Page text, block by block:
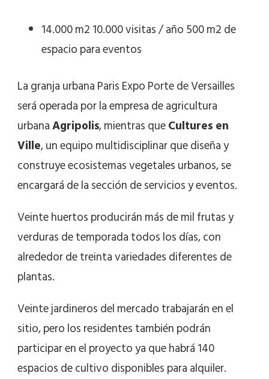
14.000 m2 10.000 visitas / año 500 m2 de
espacio para eventos
La granja urbana Paris Expo Porte de Versailles
será operada por la empresa de agricultura
urbanaAgripolis, mientras queCultures en
Ville, un equipo multidisciplinar que diseña y
construye ecosistemas vegetales urbanos, se
encargará de la sección de servicios y eventos.
Veinte huertos producirán más de mil frutas y
verduras de temporada todos los días, con
alrededor de treinta variedades diferentes de
plantas.
Veinte jardineros del mercado trabajarán en el
sitio, pero los residentes también podrán
participar en el proyecto ya que habrá 140
espacios de cultivo disponibles para alquiler.